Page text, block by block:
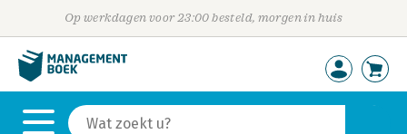
Op werkdagen voor 23:00 besteld, morgen in huis